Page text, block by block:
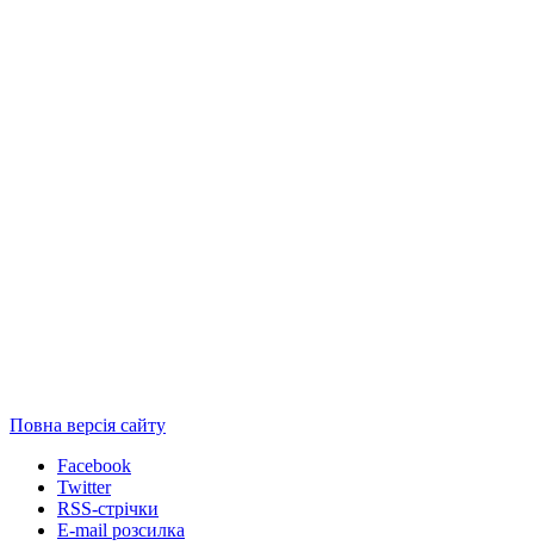
Повна версія сайту
Facebook
Twitter
RSS-стрічки
E-mail розсилка